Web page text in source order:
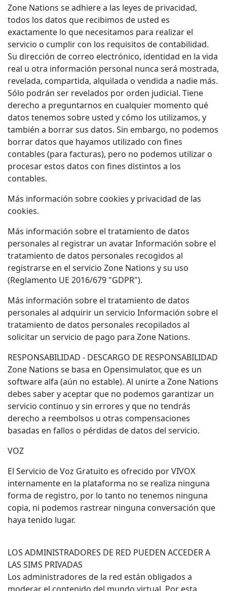
Zone Nations se adhiere a las leyes de privacidad,
todos los datos que recibimos de usted es
exactamente lo que necesitamos para realizar el
servicio o cumplir con los requisitos de contabilidad.
Su dirección de correo electrónico, identidad en la vida
real u otra información personal nunca será mostrada,
revelada, compartida, alquilada o vendida a nadie más.
Sólo podrán ser revelados por orden judicial. Tiene
derecho a preguntarnos en cualquier momento qué
datos tenemos sobre usted y cómo los utilizamos, y
también a borrar sus datos. Sin embargo, no podemos
borrar datos que hayamos utilizado con fines
contables (para facturas), pero no podemos utilizar o
procesar estos datos con fines distintos a los
contables.
Más información sobre cookies y privacidad de las
cookies.
Más información sobre el tratamiento de datos
personales al registrar un avatar Información sobre el
tratamiento de datos personales recogidos al
registrarse en el servicio Zone Nations y su uso
(Reglamento UE 2016/679 "GDPR").
Más información sobre el tratamiento de datos
personales al adquirir un servicio Información sobre el
tratamiento de datos personales recopilados al
solicitar un servicio de pago para Zone Nations.
RESPONSABILIDAD - DESCARGO DE RESPONSABILIDAD
Zone Nations se basa en Opensimulator, que es un
software alfa (aún no estable). Al unirte a Zone Nations
debes saber y aceptar que no podemos garantizar un
servicio continuo y sin errores y que no tendrás
derecho a reembolsos u otras compensaciones
basadas en fallos o pérdidas de datos del servicio.
VOZ
El Servicio de Voz Gratuito es ofrecido por VIVOX
internamente en la plataforma no se realiza ninguna
forma de registro, por lo tanto no tenemos ninguna
copia, ni podemos rastrear ninguna conversación que
haya tenido lugar.
LOS ADMINISTRADORES DE RED PUEDEN ACCEDER A
LAS SIMS PRIVADAS
Los administradores de la red están obligados a